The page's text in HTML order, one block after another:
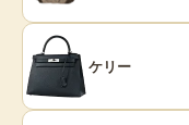
ケリー